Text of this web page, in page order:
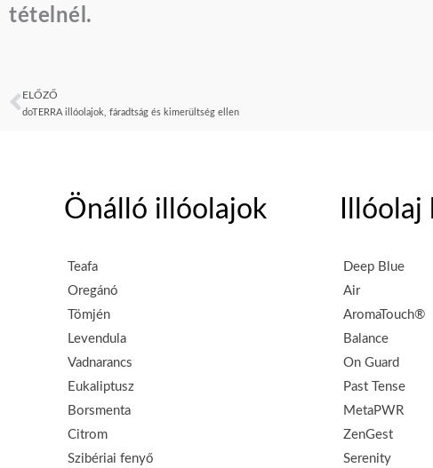
tételnél.
Előző
ELŐZŐ
doTERRA illóolajok, fáradtság és kimerültség ellen
Önálló illóolajok
Teafa
Oregánó
Tömjén
Levendula
Vadnarancs
Eukaliptusz
Borsmenta
Citrom
Szibériai fenyő
Deep Blue
Air
AromaTouch®
Balance
On Guard
Past Tense
MetaPWR
ZenGest
Serenity